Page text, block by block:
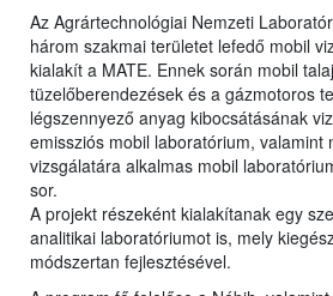
Az Agrártechnológiai Nemzeti
három szakmai területet lefedő mobil
kialakít a MATE. Ennek során mobil
tüzelőberendezések és a gázmotoros
légszennyező anyag kibocsátásának
emissziós mobil laboratórium, valamint
vizsgálatára alkalmas mobil
sor.
A projekt részeként kialakítanak egy
analitikai laboratóriumot is, mely
módszertan fejlesztésével.